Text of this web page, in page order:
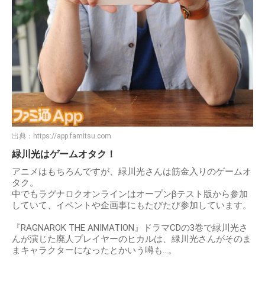
出典： https://app.famitsu.com
緑川光はゲームオタク！
アニメはもちろんですが、緑川光さんは筋金入りのゲームオ
タク。
中でもラグナロクオンラインはオープンβテスト版から参加
していて、イベントや企画事にもたびたび参加しています。
『RAGNAROK THE ANIMATION』ドラマCDの3巻で緑川光さ
んが演じた廃人プレイヤーのヒカルは、緑川光さんがそのま
まキャラクターになったとかいう噂も…。